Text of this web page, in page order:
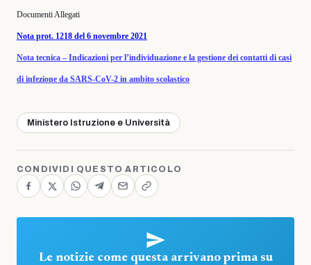
Documenti Allegati
Nota prot. 1218 del 6 novembre 2021
Nota tecnica – Indicazioni per l’individuazione e la gestione dei contatti di casi
di infezione da SARS-CoV-2 in ambito scolastico
Ministero Istruzione e Università
CONDIVIDI QUESTO ARTICOLO
Le notizie come questa arrivano prima su